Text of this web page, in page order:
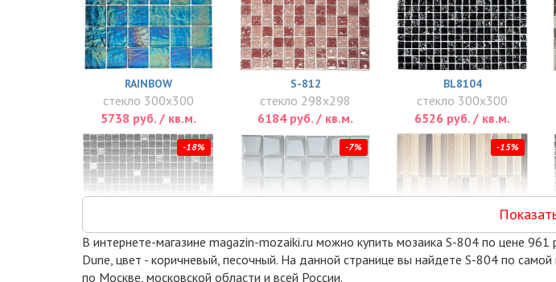
RAINBOW
стекло 300x300
5738 руб. / кв.м.
S-812
стекло 298x298
6184 руб. / кв.м.
BL8104
стекло 300x300
6526 руб. / кв.м.
-18%
ANTRACIT
-7%
PIX739
-15%
В интернете-магазине magazin-mozaiki.ru можно купить мозаика S-804 по цене 961
Dune, цвет - коричневый, песочный. На данной странице вы найдете S-804 по
по Москве, московской области и всей России.